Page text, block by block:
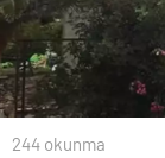
244 okunma